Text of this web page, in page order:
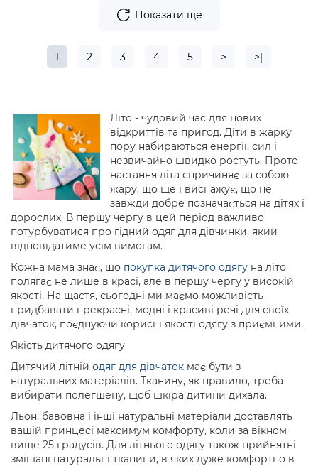
Показати ще
1 2 3 4 5 > >|
Літо - чудовий час для нових
відкриттів та пригод. Діти в жарку
пору набираються енергії, сил і
незвичайно швидко ростуть. Проте
настання літа спричиняє за собою
жару, що ще і виснажує, що не
завжди добре позначається на дітях і
дорослих. В першу чергу в цей період важливо
потурбуватися про гідний одяг для дівчинки, який
відповідатиме усім вимогам.
Кожна мама знає, що покупка дитячого одягу на літо
полягає не лише в красі, але в першу чергу у високій
якості. На щастя, сьогодні ми маємо можливість
придбавати прекрасні, модні і красиві речі для своїх
дівчаток, поєднуючи корисні якості одягу з приємними.
Якість дитячого одягу
Дитячий літній одяг для дівчаток має бути з
натуральних матеріалів. Тканину, як правило, треба
вибирати полегшену, щоб шкіра дитини дихала.
Льон, бавовна і інші натуральні матеріали доставлять
вашій принцесі максимум комфорту, коли за вікном
вище 25 градусів. Для літнього одягу також прийнятні
змішані натуральні тканини, в яких дуже комфортно в